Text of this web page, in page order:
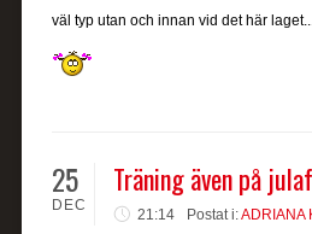
väl typ utan och innan vid det här
25
DEC
Träning även på
21:14 Postat i:ADRIANA